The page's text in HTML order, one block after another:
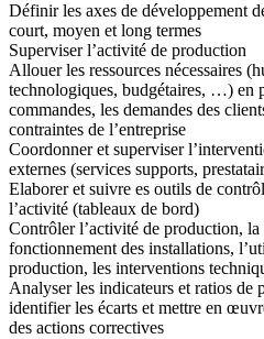
Définir les axes de développement
court, moyen et long termes
Superviser l’activité de production
Allouer les ressources nécessaires
technologiques, budgétaires, …) en
commandes, les demandes des
contraintes de l’entreprise
Coordonner et superviser
externes (services supports,
Elaborer et suivre es outils de
l’activité (tableaux de bord)
Contrôler l’activité de production,
fonctionnement des installations,
production, les interventions
Analyser les indicateurs et ratios de
identifier les écarts et mettre en
des actions correctives